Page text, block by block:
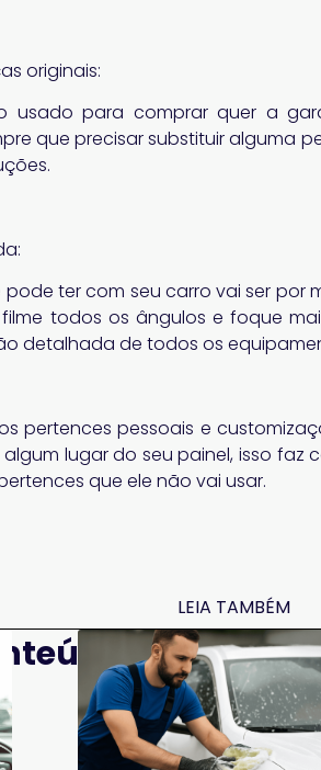
originais:
usado para comprar quer a
que precisar substituir alguma
ter com seu carro vai ser
todos os ângulos e foque
detalhada de todos os
pertences pessoais e
lugar do seu painel, isso
que ele não vai usar.
LEIA TAMBÉM
que você